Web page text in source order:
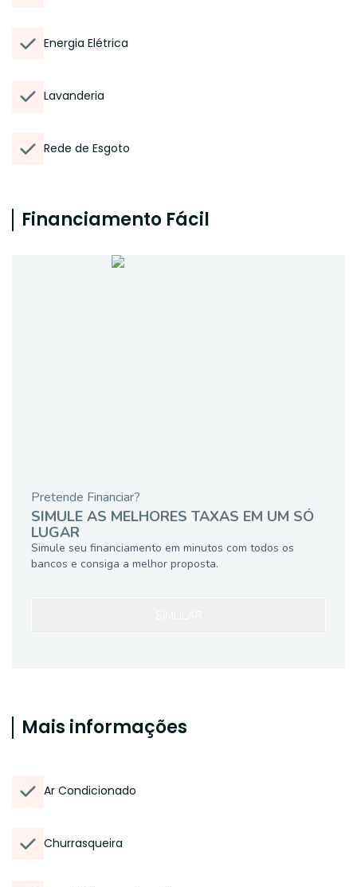
Energia Elétrica
Lavanderia
Rede de Esgoto
Financiamento Fácil
Pretende Financiar?
SIMULE AS MELHORES TAXAS EM UM SÓ
LUGAR
Simule seu financiamento em minutos com todos os
bancos e consiga a melhor proposta.
Mais informações
Ar Condicionado
Churrasqueira